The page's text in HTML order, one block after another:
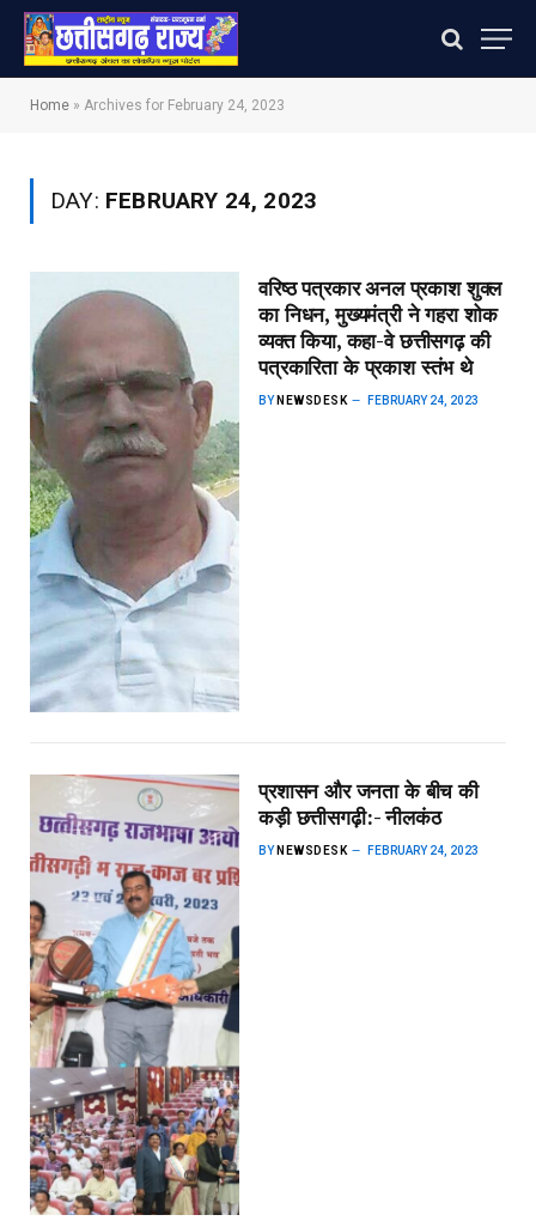
Home » Archives for February 24, 2023
DAY: FEBRUARY 24, 2023
वरिष्ठ पत्रकार अनल प्रकाश शुक्ल
का निधन, मुख्यमंत्री ने गहरा शोक
व्यक्त किया, कहा-वे छत्तीसगढ़ की
पत्रकारिता के प्रकाश स्तंभ थे
BY NEWSDESK FEBRUARY 24, 2023
प्रशासन और जनता के बीच की
कड़ी छत्तीसगढ़ी:- नीलकंठ
BY NEWSDESK FEBRUARY 24, 2023